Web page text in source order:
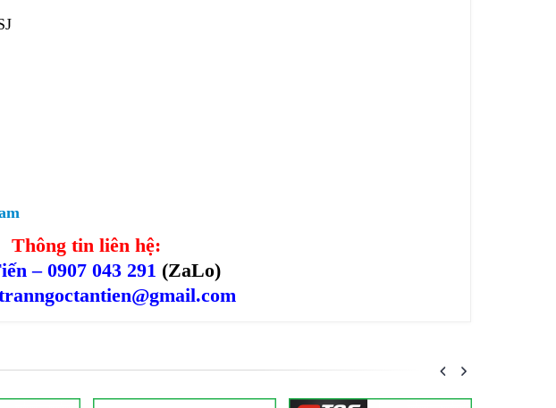
Thông tin liên hệ:
– 0907 043 291 (ZaLo)